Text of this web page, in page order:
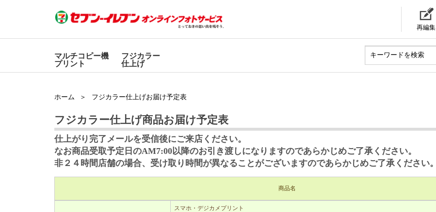
再編集
マルチコピー機
プリント
フジカラー
仕上げ
ホーム フジカラー仕上げお届け予定表
フジカラー仕上げ商品お届け予定表
仕上がり完了メールを受信後にご来店ください。
なお商品受取予定日のAM7:00以降のお引き渡しになりますのであらかじめご了承ください。
非２４時間店舗の場合、受け取り時間が異なることがございますのであらかじめご了承ください。
商品名
スマホ・デジカメプリント